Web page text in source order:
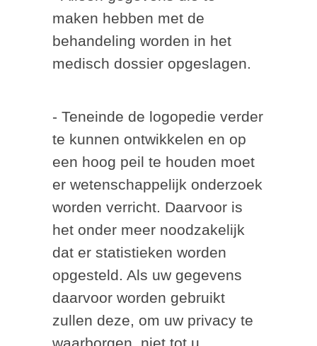
maken hebben met de
behandeling worden in het
medisch dossier opgeslagen.
- Teneinde de logopedie verder
te kunnen ontwikkelen en op
een hoog peil te houden moet
er wetenschappelijk onderzoek
worden verricht. Daarvoor is
het onder meer noodzakelijk
dat er statistieken worden
opgesteld. Als uw gegevens
daarvoor worden gebruikt
zullen deze, om uw privacy te